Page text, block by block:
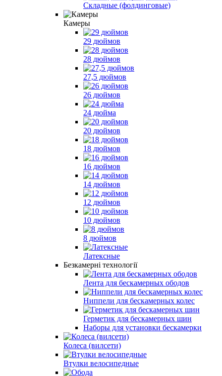
Складные (фолдинговые)
Камеры
29 дюймов
28 дюймов
27,5 дюймов
26 дюймов
24 дюйма
20 дюймов
18 дюймов
16 дюймов
14 дюймов
12 дюймов
10 дюймов
8 дюймов
Латексные
Безкамерні технології
Лента для бескамерных ободов
Ниппели для бескамерных колес
Герметик для бескамерных шин
Наборы для установки бескамерки
Колеса (вилсети)
Втулки велосипедные